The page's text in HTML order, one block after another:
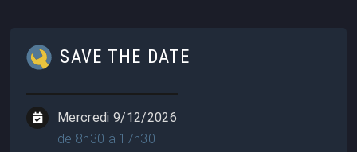
SAVE THE DATE
Mercredi 9/12/2026
de 8h30 à 17h30